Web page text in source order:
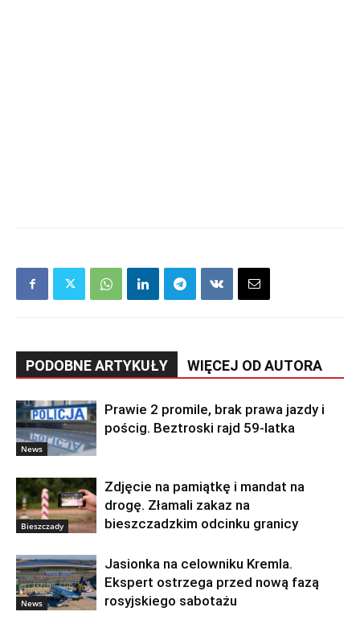
PODOBNE ARTYKUŁY WIĘCEJ OD AUTORA
News
Prawie 2 promile, brak prawa jazdy i
pościg. Beztroski rajd 59-latka
Bieszczady
Zdjęcie na pamiątkę i mandat na
drogę. Złamali zakaz na
bieszczadzkim odcinku granicy
News
Jasionka na celowniku Kremla.
Ekspert ostrzega przed nową fazą
rosyjskiego sabotażu